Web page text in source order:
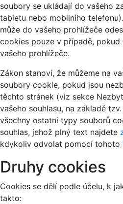
soubory se ukládají do vašeho
tabletu nebo mobilního
může do vašeho prohlížeče
cookies pouze v případě, pokud
vašeho prohlížeče.
Zákon stanoví, že můžeme na
soubory cookie, pokud jsou
těchto stránek (viz sekce
vašeho souhlasu, na základě
všechny ostatní typy souborů
souhlas, jehož plný text najdete
kdykoliv odvolat pomocí tohoto
Druhy cookies
Cookies se dělí podle účelu, k
takto: